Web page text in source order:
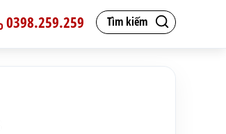
Tìm kiếm
0398.259.259